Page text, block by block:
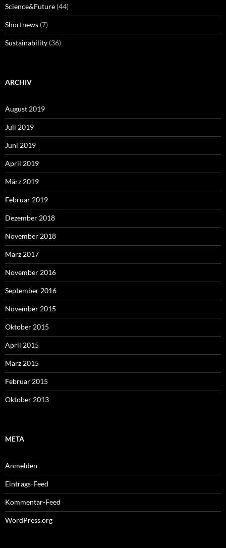
Science&Future (44)
Shortnews (7)
Sustainability (36)
ARCHIV
August 2019
Juli 2019
Juni 2019
April 2019
März 2019
Februar 2019
Dezember 2018
November 2018
März 2017
November 2016
September 2016
November 2015
Oktober 2015
April 2015
März 2015
Februar 2015
Oktober 2013
META
Anmelden
Eintrags-Feed
Kommentar-Feed
WordPress.org